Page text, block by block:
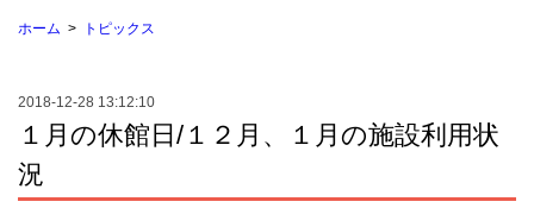
ホーム トピックス
2018-12-28 13:12:10
１月の休館日/１２月、１月の施設利用状
況